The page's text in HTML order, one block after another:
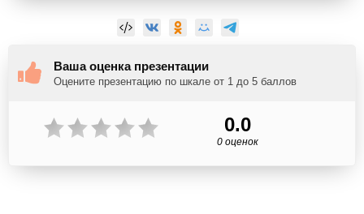
Ваша оценка презентации
Оцените презентацию по шкале от 1 до 5 баллов
0.0
0 оценок